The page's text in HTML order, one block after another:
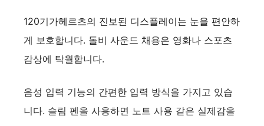
120기가헤르츠의 진보된 디스플레이는 눈을 편안하
게 보호합니다. 돌비 사운드 채용은 영화나 스포츠
감상에 탁월합니다.
음성 입력 기능의 간편한 입력 방식을 가지고 있습
니다. 슬림 펜을 사용하면 노트 사용 같은 실제감을